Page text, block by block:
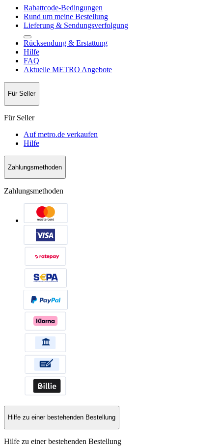
Rabattcode-Bedingungen
Rund um meine Bestellung
Lieferung & Sendungsverfolgung
Rücksendung & Erstattung
Hilfe
FAQ
Aktuelle METRO Angebote
Für Seller
Für Seller
Auf metro.de verkaufen
Hilfe
Zahlungsmethoden
Zahlungsmethoden
Hilfe zu einer bestehenden Bestellung
Hilfe zu einer bestehenden Bestellung